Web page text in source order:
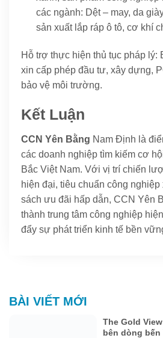
các ngành: Dệt – may, da
sản xuất lắp ráp ô tô, cơ khí
Hỗ trợ thực hiện thủ tục pháp lý:
xin cấp phép đầu tư, xây dựng,
bảo vệ môi trường.
Kết Luận
CCN Yên Bằng Nam Định là
các doanh nghiệp tìm kiếm cơ
Bắc Việt Nam. Với vị trí chiến
hiện đại, tiêu chuẩn công
sách ưu đãi hấp dẫn, CCN Yên
thành trung tâm công nghiệp
đẩy sự phát triển kinh tế bền
BÀI VIẾT MỚI
The Gold
bên dòng bến